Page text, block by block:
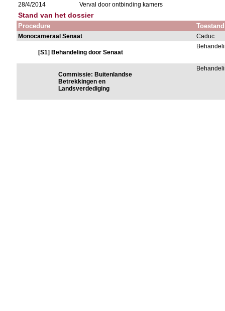
28/4/2014
Verval door ontbinding kamers
Stand van het dossier
Procedure Toestand
Monocameraal Senaat Caduc
[S1] Behandeling door Senaat
Commissie: Buitenlandse
Betrekkingen en
Landsverdediging